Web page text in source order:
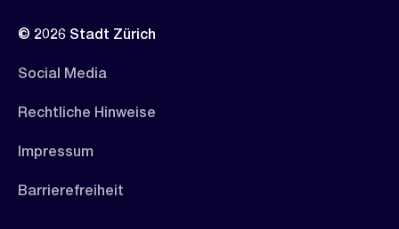
© 2026 Stadt Zürich
Social Media
Rechtliche Hinweise
Impressum
Barrierefreiheit